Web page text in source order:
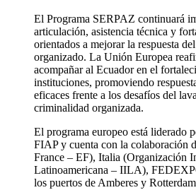
El Programa SERPAZ continuará
articulación, asistencia técnica y
orientados a mejorar la respuesta
organizado. La Unión Europea
acompañar al Ecuador en el
instituciones, promoviendo
eficaces frente a los desafíos del
criminalidad organizada.
El programa europeo está liderado
FIAP y cuenta con la colaboración
France – EF), Italia (Organización
Latinoamericana – IILA),
los puertos de Amberes y